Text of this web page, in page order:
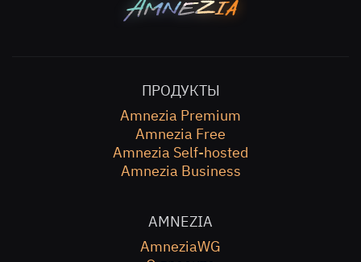
ПРОДУКТЫ
Amnezia Premium
Amnezia Free
Amnezia Self-hosted
Amnezia Business
AMNEZIA
AmneziaWG